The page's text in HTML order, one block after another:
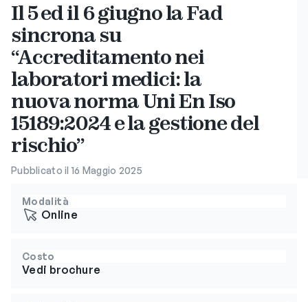
Il 5 ed il 6 giugno la Fad
sincrona su
“Accreditamento nei
laboratori medici: la
nuova norma Uni En Iso
15189:2024 e la gestione del
rischio”
Pubblicato il 16 Maggio 2025
Modalità
Online
Costo
Vedi brochure